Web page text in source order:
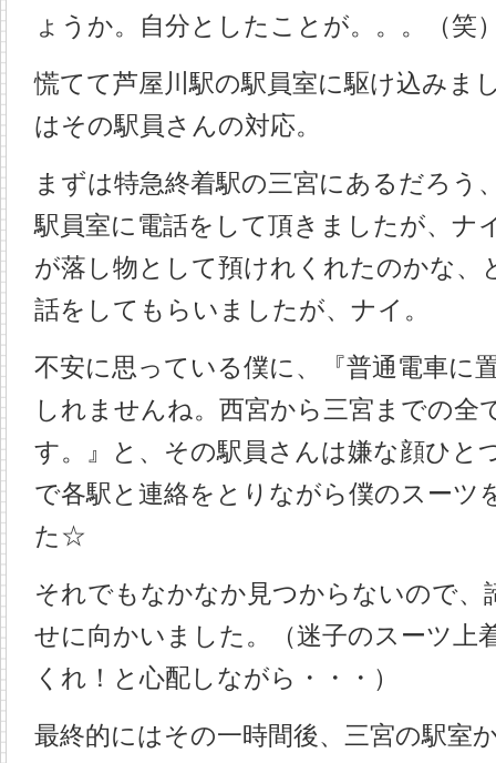
ょうか。自分としたことが。。。（笑
慌てて芦屋川駅の駅員室に駆け込みま
はその駅員さんの対応。
まずは特急終着駅の三宮にあるだろう
駅員室に電話をして頂きましたが、ナ
が落し物として預けれくれたのかな、
話をしてもらいましたが、ナイ。
不安に思っている僕に、『普通電車に
しれませんね。西宮から三宮までの全
す。』と、その駅員さんは嫌な顔ひと
で各駅と連絡をとりながら僕のスーツ
た☆
それでもなかなか見つからないので、
せに向かいました。（迷子のスーツ上
くれ！と心配しながら・・・）
最終的にはその一時間後、三宮の駅室